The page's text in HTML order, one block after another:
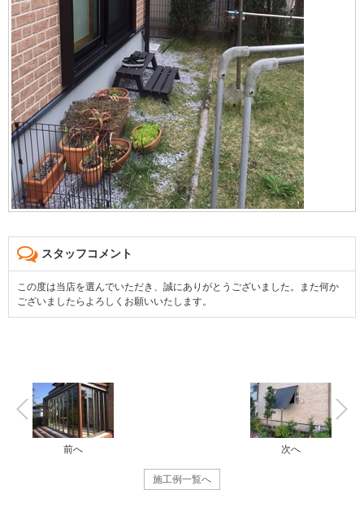
スタッフコメント
この度は当店を選んでいただき、誠にありがとうございました。また何か
ございましたらよろしくお願いいたします。
施工例一覧へ
前へ 次へ